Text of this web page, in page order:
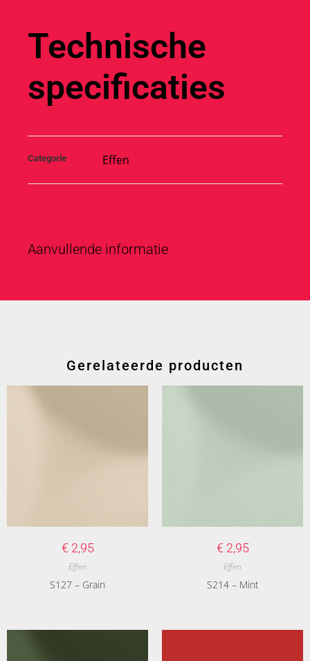
Technische
specificaties
Categorie Effen
Aanvullende informatie
Gerelateerde producten
€ 2,95
Effen
S127 – Grain
€ 2,95
Effen
S214 – Mint